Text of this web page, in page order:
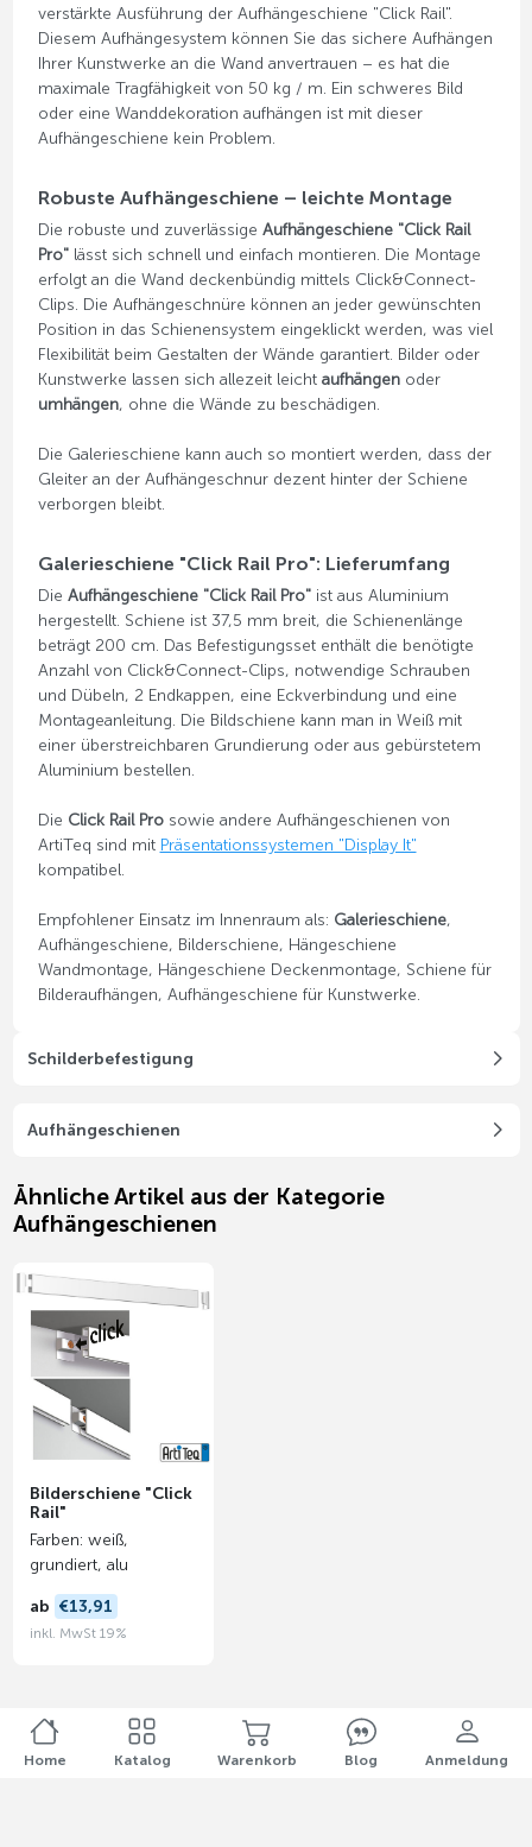
verstärkte Ausführung der Aufhängeschiene "Click Rail".
Diesem Aufhängesystem können Sie das sichere Aufhängen
Ihrer Kunstwerke an die Wand anvertrauen – es hat die
maximale Tragfähigkeit von 50 kg / m. Ein schweres Bild
oder eine Wanddekoration aufhängen ist mit dieser
Aufhängeschiene kein Problem.
Robuste Aufhängeschiene – leichte Montage
Die robuste und zuverlässige Aufhängeschiene "Click Rail
Pro"lässt sich schnell und einfach montieren. Die Montage
erfolgt an die Wand deckenbündig mittels Click&Connect-
Clips. Die Aufhängeschnüre können an jeder gewünschten
Position in das Schienensystem eingeklickt werden, was viel
Flexibilität beim Gestalten der Wände garantiert. Bilder oder
Kunstwerke lassen sich allezeit leicht aufhängenoder
umhängen, ohne die Wände zu beschädigen.
Die Galerieschiene kann auch so montiert werden, dass der
Gleiter an der Aufhängeschnur dezent hinter der Schiene
verborgen bleibt.
Galerieschiene "Click Rail Pro": Lieferumfang
Die Aufhängeschiene "Click Rail Pro"ist aus Aluminium
hergestellt. Schiene ist 37,5 mm breit, die Schienenlänge
beträgt 200 cm. Das Befestigungsset enthält die benötigte
Anzahl von Click&Connect-Clips, notwendige Schrauben
und Dübeln, 2 Endkappen, eine Eckverbindung und eine
Montageanleitung. Die Bildschiene kann man in Weiß mit
einer überstreichbaren Grundierung oder aus gebürstetem
Aluminium bestellen.
Die Click Rail Prosowie andere Aufhängeschienen von
ArtiTeq sind mit Präsentationssystemen "Display It"
kompatibel.
Empfohlener Einsatz im Innenraum als: Galerieschiene,
Aufhängeschiene, Bilderschiene, Hängeschiene
Wandmontage, Hängeschiene Deckenmontage, Schiene für
Bilderaufhängen, Aufhängeschiene für Kunstwerke.
Schilderbefestigung
Aufhängeschienen
Ähnliche Artikel aus der Kategorie
Aufhängeschienen
Bilderschiene "Click
Rail"
Farben: weiß,
grundiert, alu
ab €13,91
inkl. MwSt 19%
Home Katalog Warenkorb Blog Anmeldung